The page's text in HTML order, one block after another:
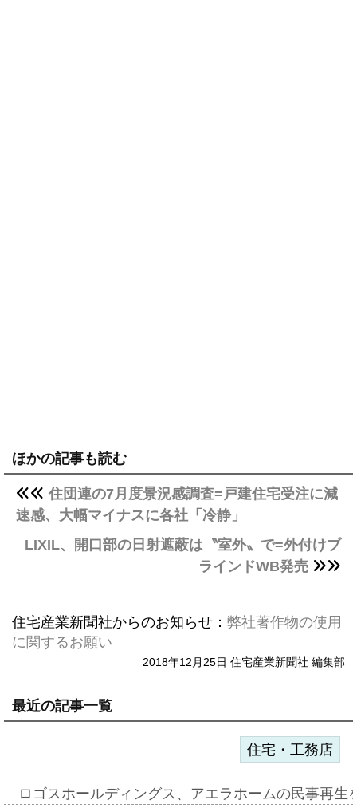
ほかの記事も読む
住団連の7月度景況感調査=戸建住宅受注に減
速感、大幅マイナスに各社「冷静」
LIXIL、開口部の日射遮蔽は〝室外〟で=外付けブ
ラインドWB発売
住宅産業新聞社からのお知らせ： 弊社著作物の使用
に関するお願い
2018年12月25日 住宅産業新聞社 編集部
最近の記事一覧
住宅・工務店
ロゴスホールディングス、アエラホームの民事再